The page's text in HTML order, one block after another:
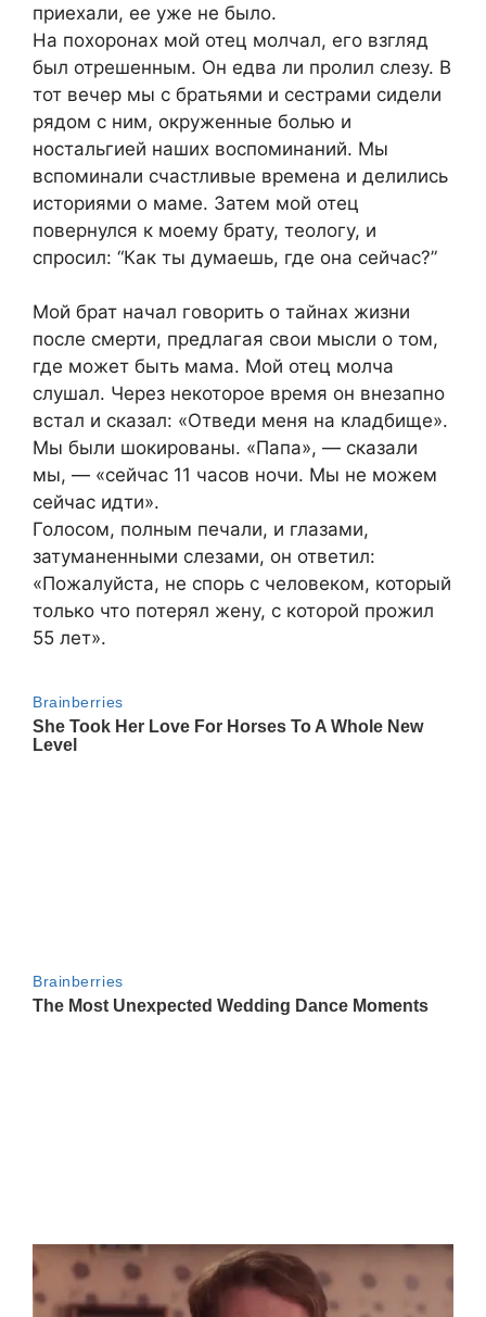
приехали, ее уже не было.
На похоронах мой отец молчал, его взгляд
был отрешенным. Он едва ли пролил слезу. В
тот вечер мы с братьями и сестрами сидели
рядом с ним, окруженные болью и
ностальгией наших воспоминаний. Мы
вспоминали счастливые времена и делились
историями о маме. Затем мой отец
повернулся к моему брату, теологу, и
спросил: “Как ты думаешь, где она сейчас?”
Мой брат начал говорить о тайнах жизни
после смерти, предлагая свои мысли о том,
где может быть мама. Мой отец молча
слушал. Через некоторое время он внезапно
встал и сказал: «Отведи меня на кладбище».
Мы были шокированы. «Папа», — сказали
мы, — «сейчас 11 часов ночи. Мы не можем
сейчас идти».
Голосом, полным печали, и глазами,
затуманенными слезами, он ответил:
«Пожалуйста, не спорь с человеком, который
только что потерял жену, с которой прожил
55 лет».